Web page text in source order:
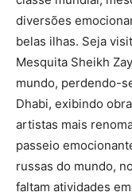
diversões
belas ilhas. Seja
Mesquita Sheikh
mundo, perdendo-
Dhabi, exibindo
artistas mais
passeio
russas do mundo,
faltam atividades